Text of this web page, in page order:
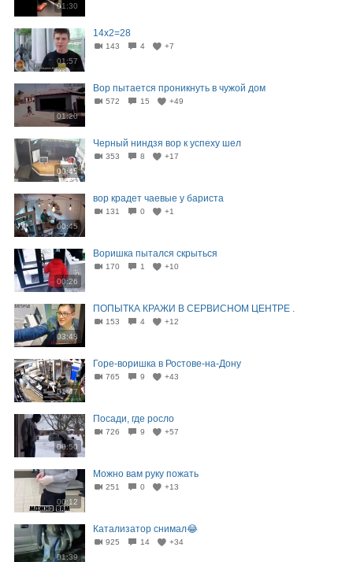
01:30
01:57
14x2=28
143 4 +7
01:20
Вор пытается проникнуть в чужой дом
572 15 +49
00:45
Черный ниндзя вор к успеху шел
353 8 +17
00:45
вор крадет чаевые у бариста
131 0 +1
00:26
Воришка пытался скрыться
170 1 +10
03:48
ПОПЫТКА КРАЖИ В СЕРВИСНОМ ЦЕНТРЕ .
153 4 +12
01:47
Горе-воришка в Ростове-на-Дону
765 9 +43
00:50
Посади, где росло
726 9 +57
00:12
Можно вам руку пожать
251 0 +13
01:39
Катализатор снимал😂
925 14 +34